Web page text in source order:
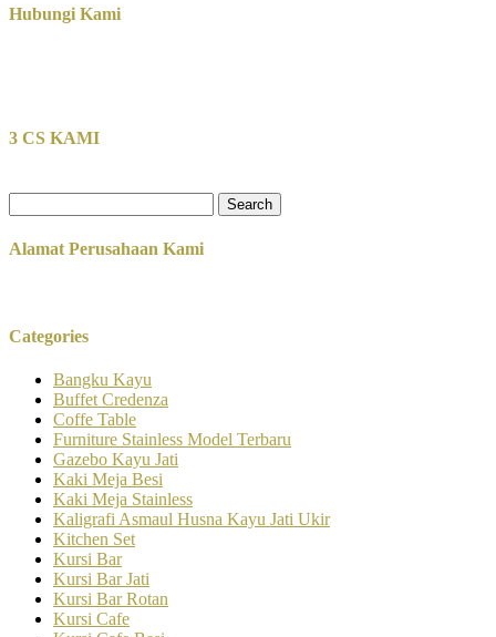
Hubungi Kami
3 CS KAMI
for:
Alamat Perusahaan Kami
Categories
Bangku Kayu
Buffet Credenza
Coffe Table
Furniture Stainless Model Terbaru
Gazebo Kayu Jati
Kaki Meja Besi
Kaki Meja Stainless
Kaligrafi Asmaul Husna Kayu Jati Ukir
Kitchen Set
Kursi Bar
Kursi Bar Jati
Kursi Bar Rotan
Kursi Cafe